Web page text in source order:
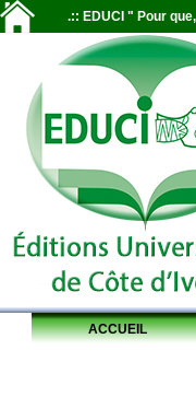
.:: EDUCI " Pour
ACCUEIL